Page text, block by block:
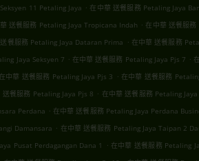
11 Petaling Jaya . 在中華 送餐服務 Petaling Jaya
送餐服務 Petaling Jaya Tropicana Indah . 在中華 送餐服
餐服務 Petaling Jaya Dataran Prima . 在中華 送餐服務
Jaya Seksyen 7 . 在中華 送餐服務 Petaling Jaya Pjs 7 .
在中華 送餐服務 Petaling Jaya Pjs 3 . 在中華 送餐服務
送餐服務 Petaling Jaya Pjs 8 . 在中華 送餐服務 Petaling
Perdana . 在中華 送餐服務 Petaling Jaya Perdana
Damansara . 在中華 送餐服務 Petaling Jaya Taipan 2
Pusat Perdagangan Dana 1 . 在中華 送餐服務 Petaling